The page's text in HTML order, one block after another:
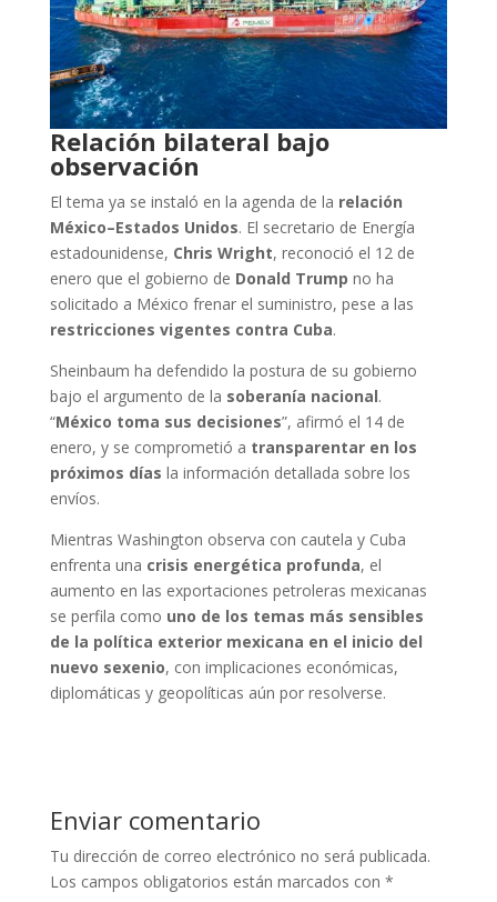
Relación bilateral bajo
observación
El tema ya se instaló en la agenda de la relación
México–Estados Unidos. El secretario de Energía
estadounidense, Chris Wright, reconoció el 12 de
enero que el gobierno de Donald Trump no ha
solicitado a México frenar el suministro, pese a las
restricciones vigentes contra Cuba.
Sheinbaum ha defendido la postura de su gobierno
bajo el argumento de la soberanía nacional.
“México toma sus decisiones”, afirmó el 14 de
enero, y se comprometió a transparentar en los
próximos días la información detallada sobre los
envíos.
Mientras Washington observa con cautela y Cuba
enfrenta una crisis energética profunda, el
aumento en las exportaciones petroleras mexicanas
se perfila como uno de los temas más sensibles
de la política exterior mexicana en el inicio del
nuevo sexenio, con implicaciones económicas,
diplomáticas y geopolíticas aún por resolverse.
Enviar comentario
Tu dirección de correo electrónico no será publicada.
Los campos obligatorios están marcados con *